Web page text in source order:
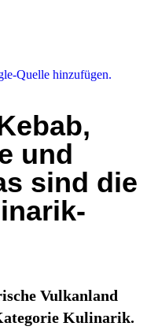
Quelle hinzufügen.
und
sind die
Vulkanland
Kulinarik.